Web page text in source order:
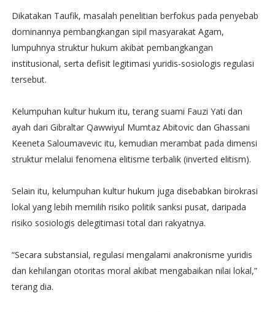
Dikatakan Taufik, masalah penelitian berfokus pada penyebab
dominannya pembangkangan sipil masyarakat Agam,
lumpuhnya struktur hukum akibat pembangkangan
institusional, serta defisit legitimasi yuridis-sosiologis regulasi
tersebut.
Kelumpuhan kultur hukum itu, terang suami Fauzi Yati dan
ayah dari Gibraltar Qawwiyul Mumtaz Abitovic dan Ghassani
Keeneta Saloumavevic itu, kemudian merambat pada dimensi
struktur melalui fenomena elitisme terbalik (inverted elitism).
Selain itu, kelumpuhan kultur hukum juga disebabkan birokrasi
lokal yang lebih memilih risiko politik sanksi pusat, daripada
risiko sosiologis delegitimasi total dari rakyatnya.
“Secara substansial, regulasi mengalami anakronisme yuridis
dan kehilangan otoritas moral akibat mengabaikan nilai lokal,”
terang dia.